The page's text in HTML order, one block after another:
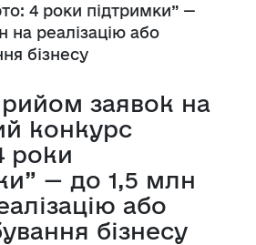
4 роки підтримки” —
на реалізацію або
бізнесу
заявок на
конкурс
роки
— до 1,5 млн
або
бізнесу